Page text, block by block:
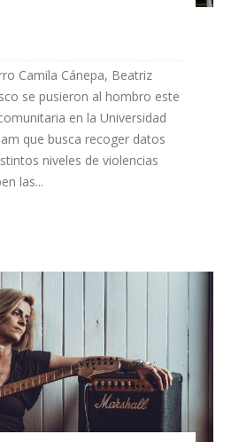
Camila Cánepa, Beatriz
se pusieron al hombro este
en la Universidad
que busca recoger datos
niveles de violencias
las...